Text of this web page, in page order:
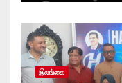
இலங்கை